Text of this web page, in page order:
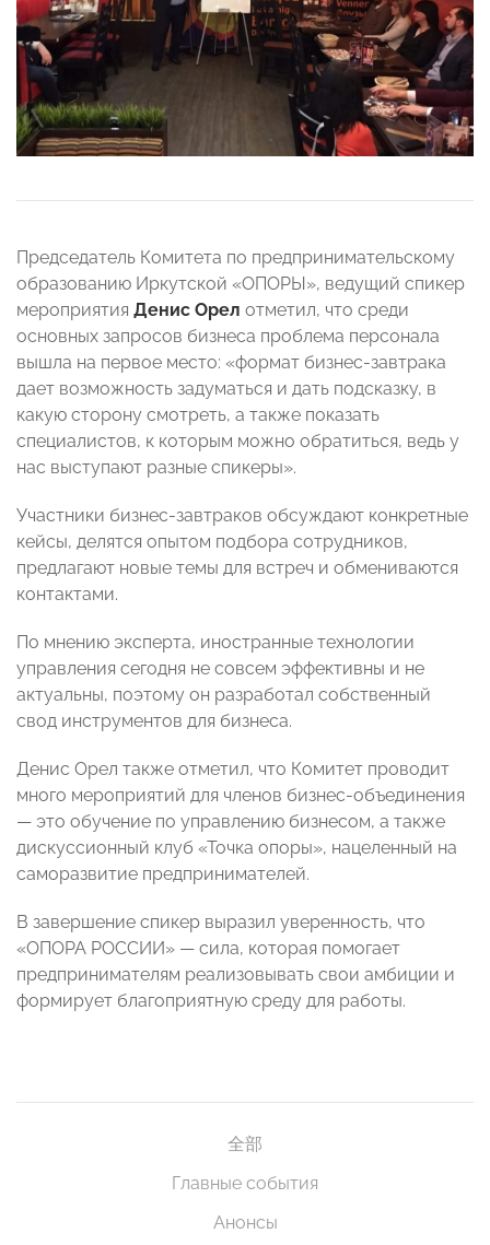
Председатель Комитета по предпринимательскому
образованию Иркутской «ОПОРЫ», ведущий спикер
мероприятия Денис Орел отметил, что среди
основных запросов бизнеса проблема персонала
вышла на первое место: «формат бизнес-завтрака
дает возможность задуматься и дать подсказку, в
какую сторону смотреть, а также показать
специалистов, к которым можно обратиться, ведь у
нас выступают разные спикеры».
Участники бизнес-завтраков обсуждают конкретные
кейсы, делятся опытом подбора сотрудников,
предлагают новые темы для встреч и обмениваются
контактами.
По мнению эксперта, иностранные технологии
управления сегодня не совсем эффективны и не
актуальны, поэтому он разработал собственный
свод инструментов для бизнеса.
Денис Орел также отметил, что Комитет проводит
много мероприятий для членов бизнес-объединения
— это обучение по управлению бизнесом, а также
дискуссионный клуб «Точка опоры», нацеленный на
саморазвитие предпринимателей.
В завершение спикер выразил уверенность, что
«ОПОРА РОССИИ» — сила, которая помогает
предпринимателям реализовывать свои амбиции и
формирует благоприятную среду для работы.
全部
Главные события
Анонсы